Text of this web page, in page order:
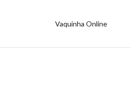
Vaquinha Online